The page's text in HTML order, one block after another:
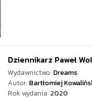
Dziennikarz Paweł
Wydawnictwo: Dreams
Autor: Bartłomiej
Rok wydania: 2020